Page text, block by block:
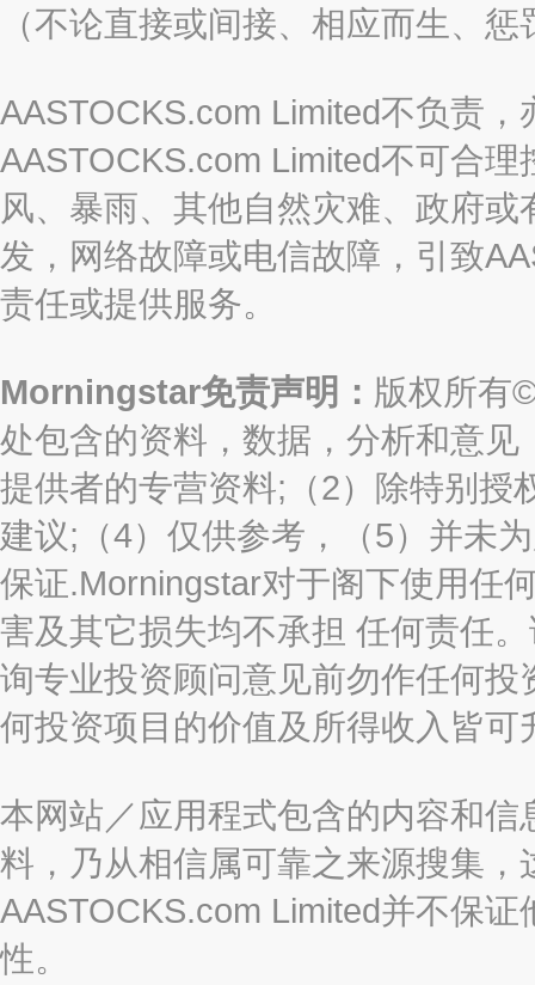
（不论直接或间接、相应而生、
AASTOCKS.com Limited不负责
AASTOCKS.com Limited不可合
风、暴雨、其他自然灾难、政府
发，网络故障或电信故障，引致
责任或提供服务。
Morningstar免责声明： 版权所有
处包含的资料，数据，分析和意见
提供者的专营资料;（2）除特别授
建议;（4）仅供参考，（5）并未
保证.Morningstar对于阁下使用任
害及其它损失均不承担 任何责任
询专业投资顾问意见前勿作任何
何投资项目的价值及所得收入皆可
本网站／应用程式包含的内容和
料，乃从相信属可靠之来源搜集
AASTOCKS.com Limited并不保
性。